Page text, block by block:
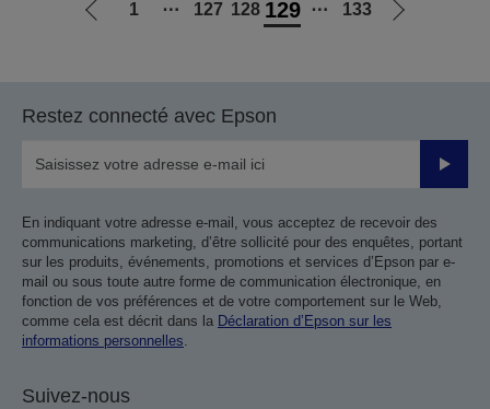
Aller
précédente
1 ⋯ 127 128 129 ⋯ 133
Aller
Restez connecté avec Epson
Valider
En indiquant votre adresse e-mail, vous acceptez de recevoir des
communications marketing, d’être sollicité pour des enquêtes, portant
sur les produits, événements, promotions et services d’Epson par e-
mail ou sous toute autre forme de communication électronique, en
fonction de vos préférences et de votre comportement sur le Web,
comme cela est décrit dans la Déclaration d’Epson sur les
informations personnelles.
Suivez-nous